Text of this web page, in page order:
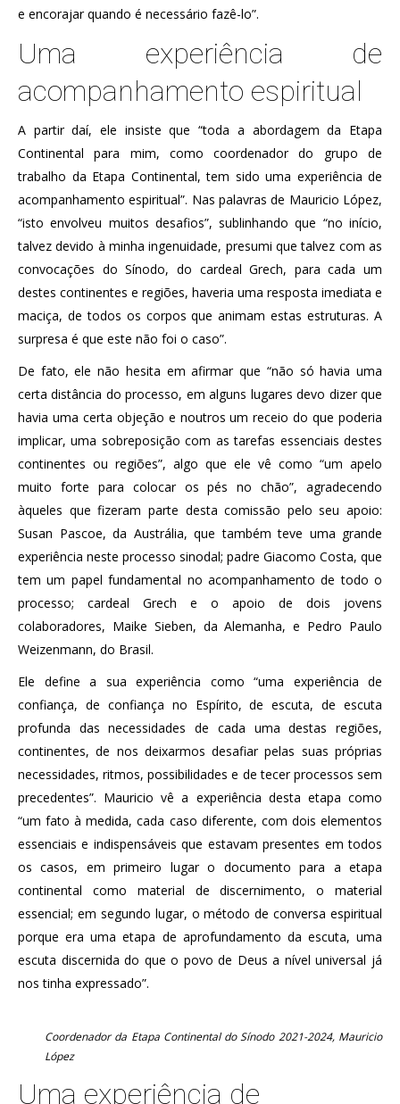
e encorajar quando é necessário fazê-lo”.
Uma experiência de
acompanhamento espiritual
A partir daí, ele insiste que “toda a abordagem da Etapa
Continental para mim, como coordenador do grupo de
trabalho da Etapa Continental, tem sido uma experiência de
acompanhamento espiritual”. Nas palavras de Mauricio López,
“isto envolveu muitos desafios”, sublinhando que “no início,
talvez devido à minha ingenuidade, presumi que talvez com as
convocações do Sínodo, do cardeal Grech, para cada um
destes continentes e regiões, haveria uma resposta imediata e
maciça, de todos os corpos que animam estas estruturas. A
surpresa é que este não foi o caso”.
De fato, ele não hesita em afirmar que “não só havia uma
certa distância do processo, em alguns lugares devo dizer que
havia uma certa objeção e noutros um receio do que poderia
implicar, uma sobreposição com as tarefas essenciais destes
continentes ou regiões”, algo que ele vê como “um apelo
muito forte para colocar os pés no chão”, agradecendo
àqueles que fizeram parte desta comissão pelo seu apoio:
Susan Pascoe, da Austrália, que também teve uma grande
experiência neste processo sinodal; padre Giacomo Costa, que
tem um papel fundamental no acompanhamento de todo o
processo; cardeal Grech e o apoio de dois jovens
colaboradores, Maike Sieben, da Alemanha, e Pedro Paulo
Weizenmann, do Brasil.
Ele define a sua experiência como “uma experiência de
confiança, de confiança no Espírito, de escuta, de escuta
profunda das necessidades de cada uma destas regiões,
continentes, de nos deixarmos desafiar pelas suas próprias
necessidades, ritmos, possibilidades e de tecer processos sem
precedentes”. Mauricio vê a experiência desta etapa como
“um fato à medida, cada caso diferente, com dois elementos
essenciais e indispensáveis que estavam presentes em todos
os casos, em primeiro lugar o documento para a etapa
continental como material de discernimento, o material
essencial; em segundo lugar, o método de conversa espiritual
porque era uma etapa de aprofundamento da escuta, uma
escuta discernida do que o povo de Deus a nível universal já
nos tinha expressado”.
Coordenador da Etapa Continental do Sínodo 2021-2024, Mauricio
López
Uma experiência de